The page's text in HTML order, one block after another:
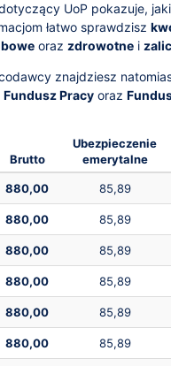
UoP pokazuje,
łatwo sprawdzisz
oraz zdrowotne i
znajdziesz
Fundusz Pracy oraz
Brutto
Ubezpieczenie
emerytalne
880,00 85,89
880,00 85,89
880,00 85,89
880,00 85,89
880,00 85,89
880,00 85,89